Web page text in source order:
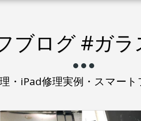
ブログ #ガラ
・iPad修理実例・スマー